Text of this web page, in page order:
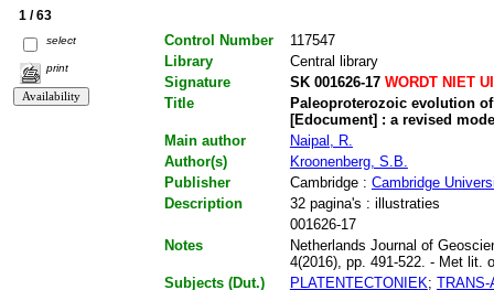
1 / 63
select
print
Control Number
117547
Library
Central library
Signature
SK 001626-17WORDT NIET
Title
Paleoproterozoic evolution
[Edocument] : a revised
Main author
Naipal, R.
Author(s)
Kroonenberg, S.B.
Publisher
Cambridge : Cambridge
Description
32 pagina's : illustraties
001626-17
Notes
Netherlands Journal of
4(2016), pp. 491-522. - Met lit.
Subjects (Dut.)
PLATENTECTONIEK; TRANS-